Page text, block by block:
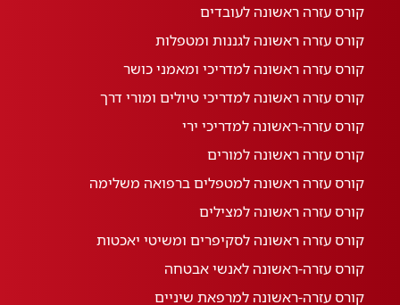
קורס עזרה ראשונה לעובדים
קורס עזרה ראשונה לגננות ומטפלות
קורס עזרה ראשונה למדריכי ומאמני כושר
קורס עזרה ראשונה למדריכי טיולים ומורי דרך
קורס עזרה-ראשונה למדריכי ירי
קורס עזרה ראשונה למורים
קורס עזרה ראשונה למטפלים ברפואה משלימה
קורס עזרה ראשונה למצילים
קורס עזרה ראשונה לסקיפרים ומשיטי יאכטות
קורס עזרה-ראשונה לאנשי אבטחה
קורס עזרה-ראשונה למרפאת שיניים